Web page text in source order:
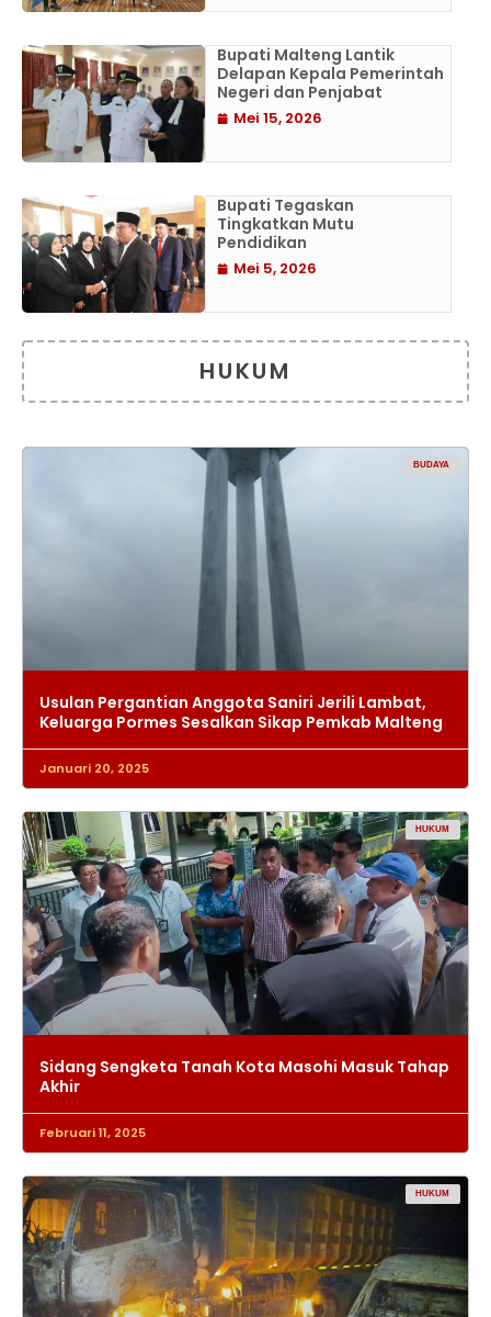
Bupati Malteng Lantik
Delapan Kepala Pemerintah
Negeri dan Penjabat
Mei 15, 2026
Bupati Tegaskan
Tingkatkan Mutu
Pendidikan
Mei 5, 2026
HUKUM
BUDAYA
Usulan Pergantian Anggota Saniri Jerili Lambat,
Keluarga Pormes Sesalkan Sikap Pemkab Malteng
Januari 20, 2025
HUKUM
Sidang Sengketa Tanah Kota Masohi Masuk Tahap
Akhir
Februari 11, 2025
HUKUM